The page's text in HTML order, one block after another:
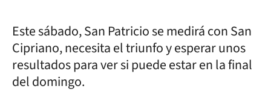
Este sábado, San Patricio se medirá con San
Cipriano, necesita el triunfo y esperar unos
resultados para ver si puede estar en la final
del domingo.